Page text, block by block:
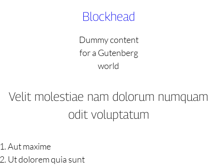
Blockhead
Dummy content
for a Gutenberg
world
Velit molestiae nam dolorum numquam
odit voluptatum
Aut maxime
Ut dolorem quia sunt